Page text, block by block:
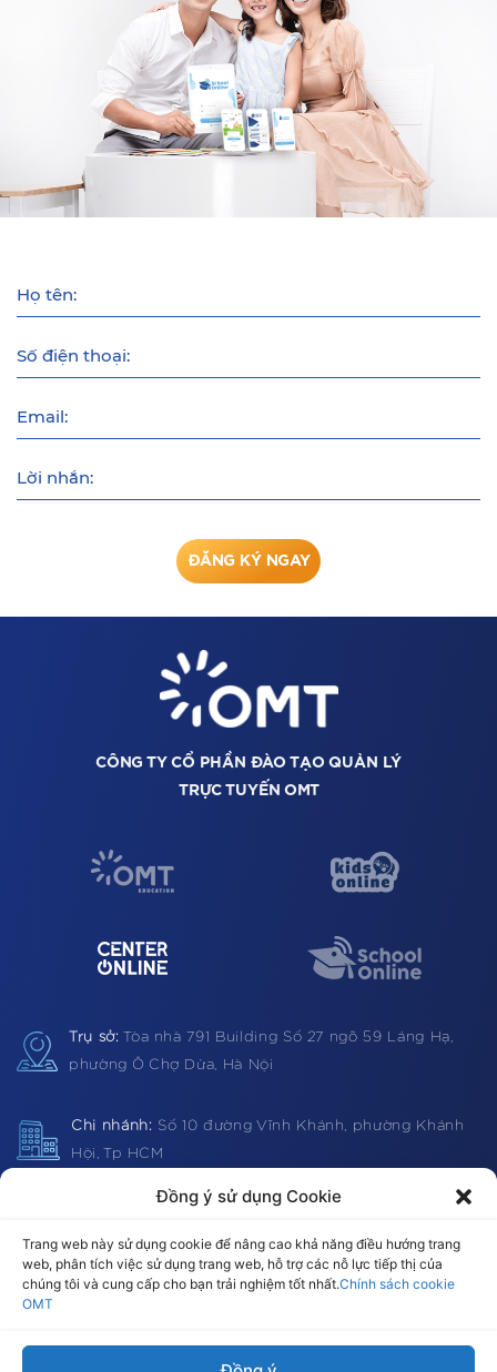
Đồng ý sử dụng Cookie
Trang web này sử dụng cookie để nâng cao khả năng điều hướng trang
web, phân tích việc sử dụng trang web, hỗ trợ các nỗ lực tiếp thị của
chúng tôi và cung cấp cho bạn trải nghiệm tốt nhất.Chính sách cookie
OMT
Họ tên:
Số điện thoại:
Email:
Lời nhắn:
ĐĂNG KÝ NGAY
CÔNG TY CỔ PHẦN ĐÀO TẠO QUẢN LÝ
TRỰC TUYẾN OMT
Trụ sở: Tòa nhà 791 Building Số 27 ngõ 59 Láng Hạ,
phường Ô Chợ Dừa, Hà Nội
Chi nhánh: Số 10 đường Vĩnh Khánh, phường Khánh
Hội, Tp HCM
Hotline: 1900 0362 (VN) 0983 812403 (Global)